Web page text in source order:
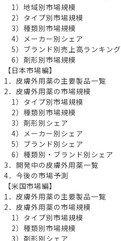
1）地域別市場規模
2）タイプ別市場規模
3）種類別市場規模
4）メーカー別シェア
5）ブランド別売上高ランキング
6）剤形別市場規模
【日本市場編】
1．皮膚外用薬の主要製品一覧
2．皮膚外用薬の市場規模
1）タイプ別市場規模
2）種類別市場規模
3）剤形別シェア
4）メーカー別シェア
5）ブランド別シェア
6）種類別・ブランド別シェア
3．開発中の皮膚外用薬一覧
4．今後の市場予測
【米国市場編】
1．皮膚外用薬の主要製品一覧
2．皮膚外用薬の市場規模
1）タイプ別市場規模
2）種類別市場規模
3）剤形別シェア